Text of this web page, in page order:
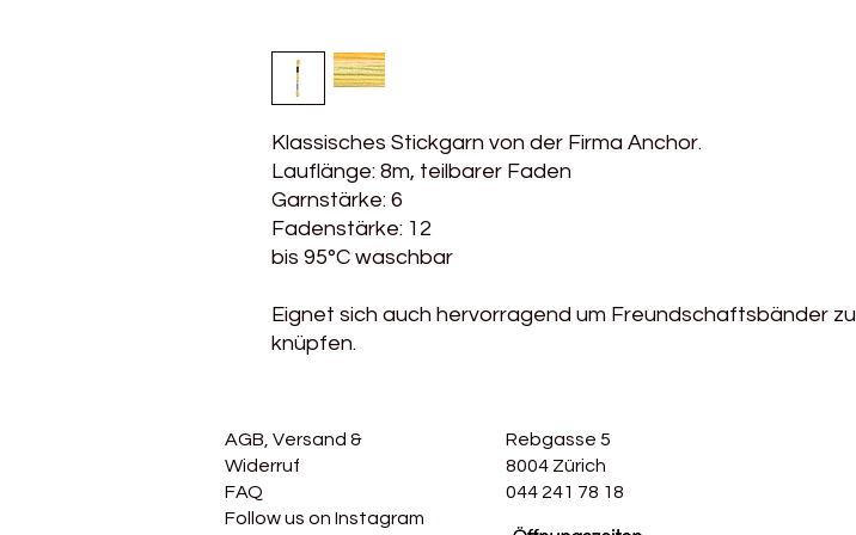
Klassisches Stickgarn von der Firma Anchor.
Lauflänge: 8m, teilbarer Faden
Garnstärke: 6
Fadenstärke: 12
bis 95°C waschbar
Eignet sich auch hervorragend um Freundschaftsbänder zu
knüpfen.
AGB, Versand &
Widerruf
FAQ
Follow us on Instagram
Rebgasse 5
8004 Zürich
044 241 78 18